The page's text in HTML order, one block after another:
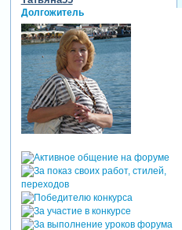
Долгожитель